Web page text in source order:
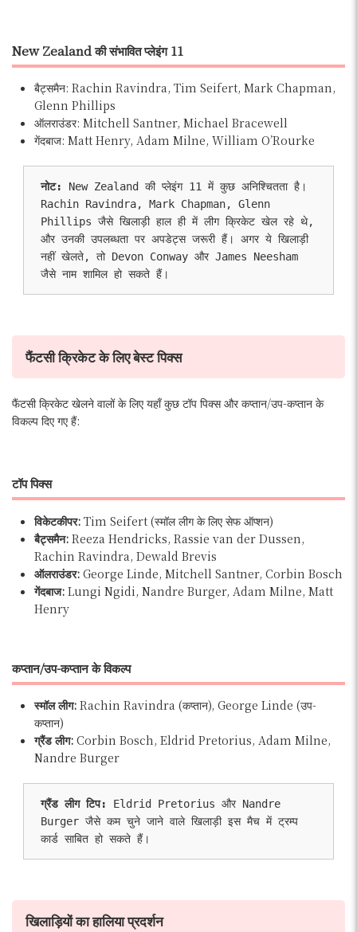
New Zealand की संभावित प्लेइंग 11
बैट्समैन: Rachin Ravindra, Tim Seifert, Mark Chapman,
Glenn Phillips
ऑलराउंडर: Mitchell Santner, Michael Bracewell
गेंदबाज: Matt Henry, Adam Milne, William O’Rourke
नोट: New Zealand की प्लेइंग 11 में कुछ अनिश्चितता है।
Rachin Ravindra, Mark Chapman, Glenn
Phillips जैसे खिलाड़ी हाल ही में लीग क्रिकेट खेल रहे थे,
और उनकी उपलब्धता पर अपडेट्स जरूरी हैं। अगर ये खिलाड़ी
नहीं खेलते, तो Devon Conway और James Neesham
जैसे नाम शामिल हो सकते हैं।
फैंटसी क्रिकेट के लिए बेस्ट पिक्स
फैंटसी क्रिकेट खेलने वालों के लिए यहाँ कुछ टॉप पिक्स और कप्तान/उप-कप्तान के
विकल्प दिए गए हैं:
टॉप पिक्स
विकेटकीपर: Tim Seifert (स्मॉल लीग के लिए सेफ ऑप्शन)
बैट्समैन: Reeza Hendricks, Rassie van der Dussen,
Rachin Ravindra, Dewald Brevis
ऑलराउंडर: George Linde, Mitchell Santner, Corbin Bosch
गेंदबाज: Lungi Ngidi, Nandre Burger, Adam Milne, Matt
Henry
कप्तान/उप-कप्तान के विकल्प
स्मॉल लीग: Rachin Ravindra (कप्तान), George Linde (उप-
कप्तान)
ग्रैंड लीग: Corbin Bosch, Eldrid Pretorius, Adam Milne,
Nandre Burger
ग्रैंड लीग टिप: Eldrid Pretorius और Nandre
Burger जैसे कम चुने जाने वाले खिलाड़ी इस मैच में ट्रम्प
कार्ड साबित हो सकते हैं।
खिलाड़ियों का हालिया प्रदर्शन